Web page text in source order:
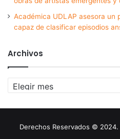
Académica UDLAP asesora
capaz de clasificar episodios
Archivos
Archivos
Derechos Reservados ©